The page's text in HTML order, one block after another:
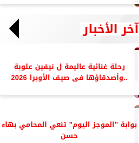
آخر الأخبار
رحلة غنائية عاليمة ل نيفين علوبة
..وأصدقاؤها فى صيف الأوبرا 2026
بوابة ”الموجز اليوم” تنعي المحامي بهاء
حسن